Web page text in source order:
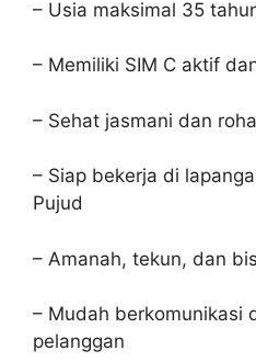
– Usia maksimal 35
– Memiliki SIM C aktif
– Sehat jasmani dan
– Siap bekerja di
Pujud
– Amanah, tekun, dan
– Mudah berkomunikasi
pelanggan